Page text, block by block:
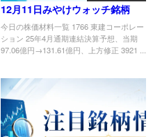
12月11日みやけウォッチ銘柄
今日の株価材料一覧 1766 東建コーポレー
ション 25年4月通期連結決算予想、当期
97.06億円→131.61億円、上方修正 3921 ...